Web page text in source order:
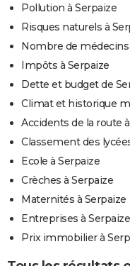
Pollution à Serpaize
Risques naturels à
Nombre de médecins
Impôts à Serpaize
Dette et budget de
Climat et historique
Accidents de la route
Classement des
Ecole à Serpaize
Crèches à Serpaize
Maternités à Serpaize
Entreprises à Serpaize
Prix immobilier à